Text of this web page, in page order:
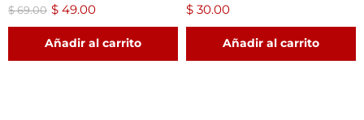
$69.00 $ 49.00
Añadir al carrito
$ 30.00
Añadir al carrito